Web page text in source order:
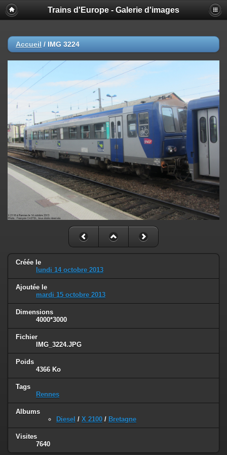
Trains d'Europe - Galerie d'images
Accueil / IMG 3224
Créée le
lundi 14 octobre 2013
Ajoutée le
mardi 15 octobre 2013
Dimensions
4000*3000
Fichier
IMG_3224.JPG
Poids
4366 Ko
Tags
Rennes
Albums
Diesel / X 2100 / Bretagne
Visites
7640